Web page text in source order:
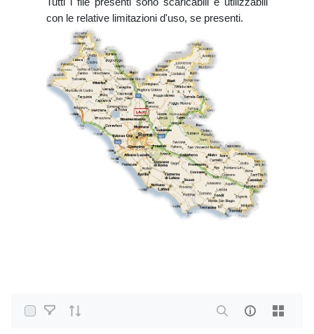
con le relative limitazioni d'uso, se presenti.
Select Items